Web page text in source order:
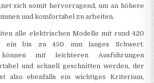
sich somit hervorragend, um an höhere
und komfortabel zu arbeiten.
alle elektrischen Modelle mit rund 420
ein bis zu 450 mm langes Schwert.
können mit leichteren Ausführungen
und schnell geschnitten werden, der
also ebenfalls ein wichtiges Kriterium,